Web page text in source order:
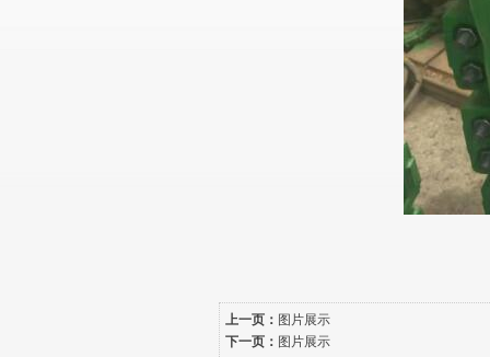
上一页： 图片展示
下一页： 图片展示